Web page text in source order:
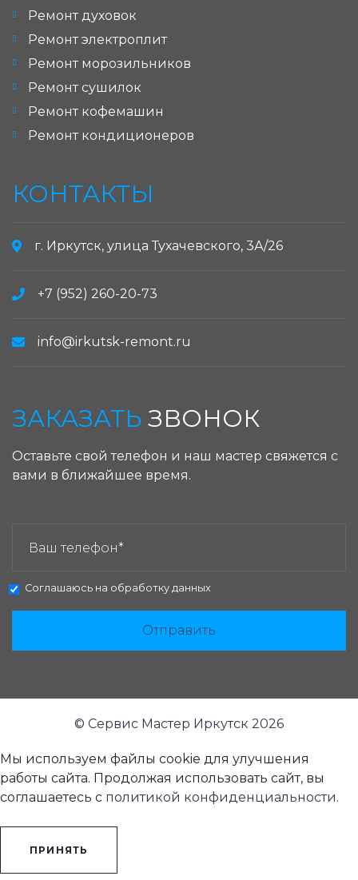
Ремонт духовок
Ремонт электроплит
Ремонт морозильников
Ремонт сушилок
Ремонт кофемашин
Ремонт кондиционеров
КОНТАКТЫ
г. Иркутск, улица Тухачевского, 3А/26
+7 (952) 260-20-73
info@irkutsk-remont.ru
ЗАКАЗАТЬ ЗВОНОК
Оставьте свой телефон и наш мастер свяжется с
вами в ближайшее время.
Соглашаюсь на обработку данных
Отправить
© Сервис Мастер Иркутск 2026
Мы используем файлы cookie для улучшения
работы сайта. Продолжая использовать сайт, вы
соглашаетесь с политикой конфиденциальности.
ПРИНЯТЬ